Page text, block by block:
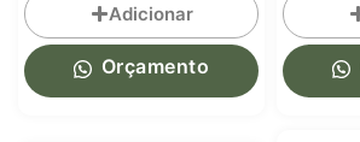
Adicionar
Orçamento